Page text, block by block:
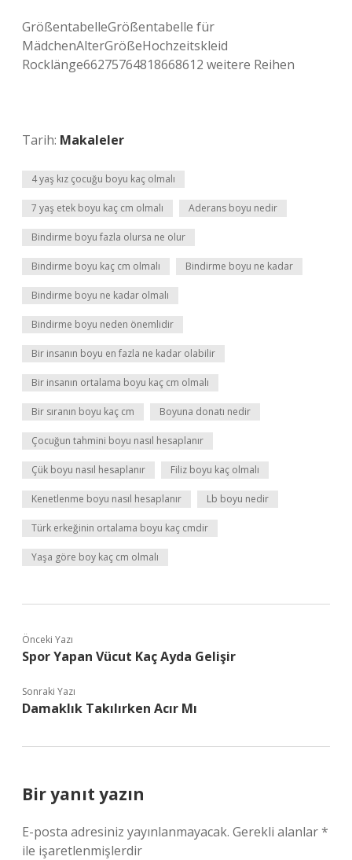
GrößentabelleGrößentabelle für
MädchenAlterGrößeHochzeitskleid
Rocklänge66275764818668612 weitere Reihen
Tarih: Makaleler
4 yaş kız çocuğu boyu kaç olmalı
7 yaş etek boyu kaç cm olmalı Aderans boyu nedir
Bindirme boyu fazla olursa ne olur
Bindirme boyu kaç cm olmalı Bindirme boyu ne kadar
Bindirme boyu ne kadar olmalı
Bindirme boyu neden önemlidir
Bir insanın boyu en fazla ne kadar olabilir
Bir insanın ortalama boyu kaç cm olmalı
Bir sıranın boyu kaç cm Boyuna donatı nedir
Çocuğun tahmini boyu nasıl hesaplanır
Çük boyu nasıl hesaplanır Filiz boyu kaç olmalı
Kenetlenme boyu nasıl hesaplanır Lb boyu nedir
Türk erkeğinin ortalama boyu kaç cmdir
Yaşa göre boy kaç cm olmalı
Önceki Yazı
Spor Yapan Vücut Kaç Ayda Gelişir
Sonraki Yazı
Damaklık Takılırken Acır Mı
Bir yanıt yazın
E-posta adresiniz yayınlanmayacak. Gerekli alanlar*
ile işaretlenmişlerdir